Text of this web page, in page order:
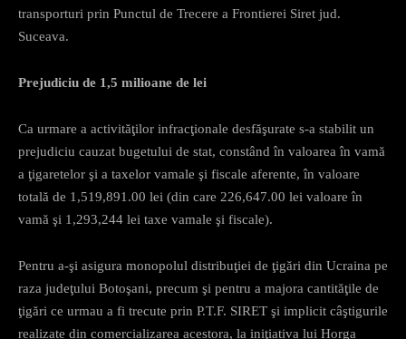
transporturi prin Punctul de Trecere a Frontierei Siret jud.
Suceava.
Prejudiciu de 1,5 milioane de lei
Ca urmare a activităţilor infracţionale desfăşurate s-a stabilit un
prejudiciu cauzat bugetului de stat, constând în valoarea în vamă
a ţigaretelor şi a taxelor vamale şi fiscale aferente, în valoare
totală de 1,519,891.00 lei (din care 226,647.00 lei valoare în
vamă şi 1,293,244 lei taxe vamale şi fiscale).
Pentru a-şi asigura monopolul distribuţiei de ţigări din Ucraina pe
raza judeţului Botoşani, precum şi pentru a majora cantităţile de
ţigări ce urmau a fi trecute prin P.T.F. SIRET şi implicit câştigurile
realizate din comercializarea acestora, la iniţiativa lui Horga